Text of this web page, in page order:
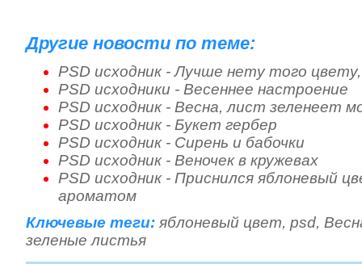
Другие новости по теме:
PSD исходник - Лучше нету того
PSD исходники - Весеннее настроение
PSD исходник - Весна, лист зеленеет
PSD исходник - Букет гербер
PSD исходник - Сирень и бабочки
PSD исходник - Веночек в кружевах
PSD исходник - Приснился яблоневый
ароматом
Ключевые теги: яблоневый цвет, psd,
зеленые листья